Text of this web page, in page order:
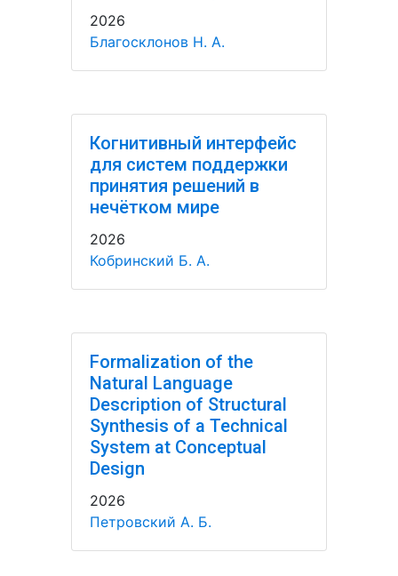
2026
Благосклонов Н. А.
Когнитивный интерфейс
для систем поддержки
принятия решений в
нечётком мире
2026
Кобринский Б. А.
Formalization of the
Natural Language
Description of Structural
Synthesis of a Technical
System at Conceptual
Design
2026
Петровский А. Б.